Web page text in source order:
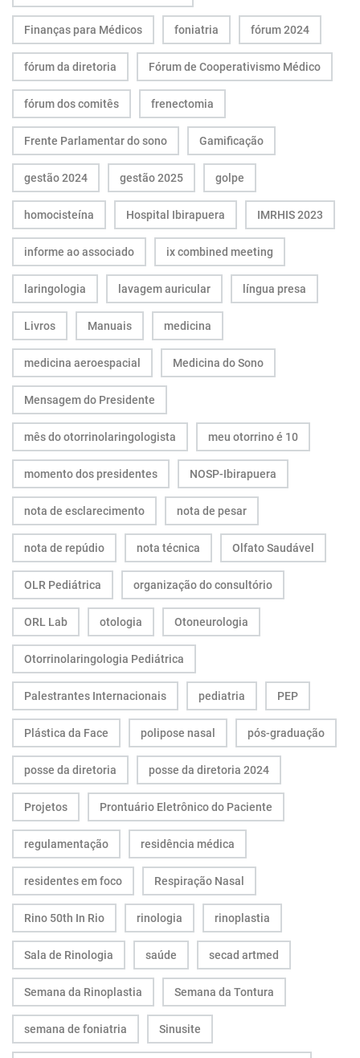
Finanças para Médicos foniatria fórum 2024
fórum da diretoria Fórum de Cooperativismo Médico
fórum dos comitês frenectomia
Frente Parlamentar do sono Gamificação
gestão 2024 gestão 2025 golpe
homocisteína Hospital Ibirapuera IMRHIS 2023
informe ao associado ix combined meeting
laringologia lavagem auricular língua presa
Livros Manuais medicina
medicina aeroespacial Medicina do Sono
Mensagem do Presidente
mês do otorrinolaringologista meu otorrino é 10
momento dos presidentes NOSP-Ibirapuera
nota de esclarecimento nota de pesar
nota de repúdio nota técnica Olfato Saudável
OLR Pediátrica organização do consultório
ORL Lab otologia Otoneurologia
Otorrinolaringologia Pediátrica
Palestrantes Internacionais pediatria PEP
Plástica da Face polipose nasal pós-graduação
posse da diretoria posse da diretoria 2024
Projetos Prontuário Eletrônico do Paciente
regulamentação residência médica
residentes em foco Respiração Nasal
Rino 50th In Rio rinologia rinoplastia
Sala de Rinologia saúde secad artmed
Semana da Rinoplastia Semana da Tontura
semana de foniatria Sinusite